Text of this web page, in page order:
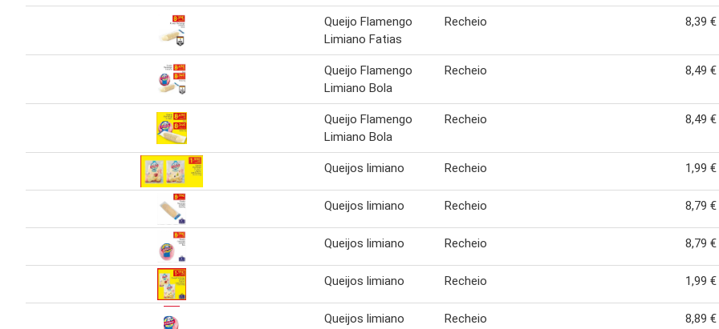
Queijo Flamengo
Limiano Fatias
Recheio 8,39 €
Queijo Flamengo
Limiano Bola
Recheio 8,49 €
Queijo Flamengo
Limiano Bola
Recheio 8,49 €
Queijos limiano Recheio 1,99 €
Queijos limiano Recheio 8,79 €
Queijos limiano Recheio 8,79 €
Queijos limiano Recheio 1,99 €
Queijos limiano Recheio 8,89 €